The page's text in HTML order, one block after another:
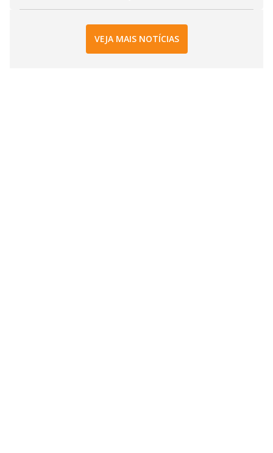
VEJA MAIS NOTÍCIAS